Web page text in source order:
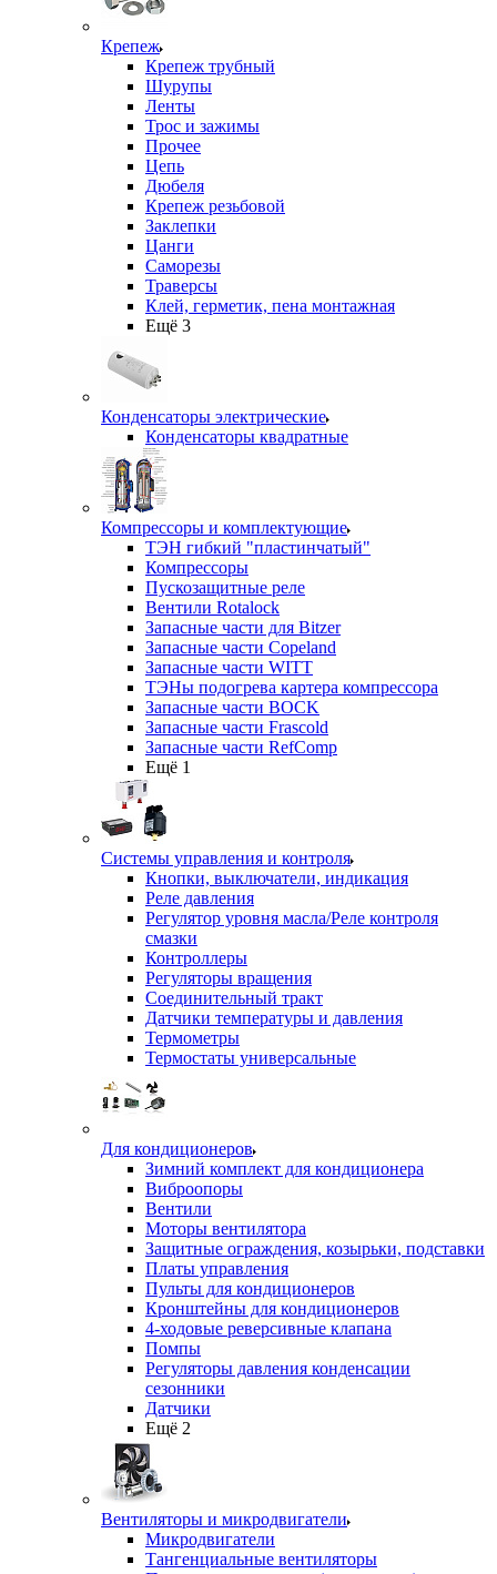
Крепеж
Крепеж трубный
Шурупы
Ленты
Трос и зажимы
Прочее
Цепь
Дюбеля
Крепеж резьбовой
Заклепки
Цанги
Саморезы
Траверсы
Клей, герметик, пена монтажная
Ещё 3
Конденсаторы электрические
Конденсаторы квадратные
Компрессоры и комплектующие
ТЭН гибкий "пластинчатый"
Компрессоры
Пускозащитные реле
Вентили Rotalock
Запасные части для Bitzer
Запасные части Copeland
Запасные части WITT
ТЭНы подогрева картера компрессора
Запасные части BOCK
Запасные части Frascold
Запасные части RefComp
Ещё 1
Системы управления и контроля
Кнопки, выключатели, индикация
Реле давления
Регулятор уровня масла/Реле контроля
смазки
Контроллеры
Регуляторы вращения
Соединительный тракт
Датчики температуры и давления
Термометры
Термостаты универсальные
Для кондиционеров
Зимний комплект для кондиционера
Виброопоры
Вентили
Моторы вентилятора
Защитные ограждения, козырьки, подставки
Платы управления
Пульты для кондиционеров
Кронштейны для кондиционеров
4-ходовые реверсивные клапана
Помпы
Регуляторы давления конденсации
сезонники
Датчики
Ещё 2
Вентиляторы и микродвигатели
Микродвигатели
Тангенциальные вентиляторы